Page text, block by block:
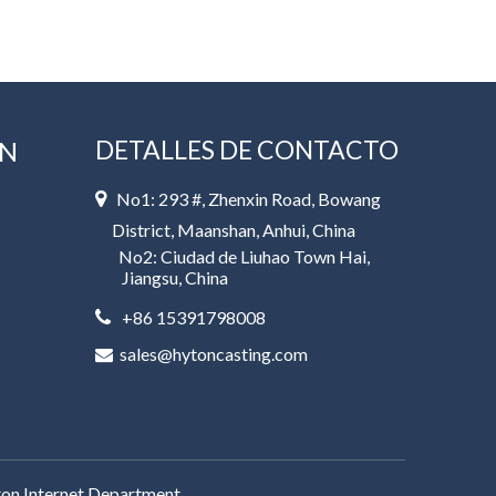
DETALLES DE CONTACTO
 No1: 293 #, Zhenxin Road, Bowang
District, Maanshan, Anhui, China
No2: Ciudad de Liuhao Town Hai,
Jiangsu, China
 +86 15391798008
 sales@hytoncasting.com